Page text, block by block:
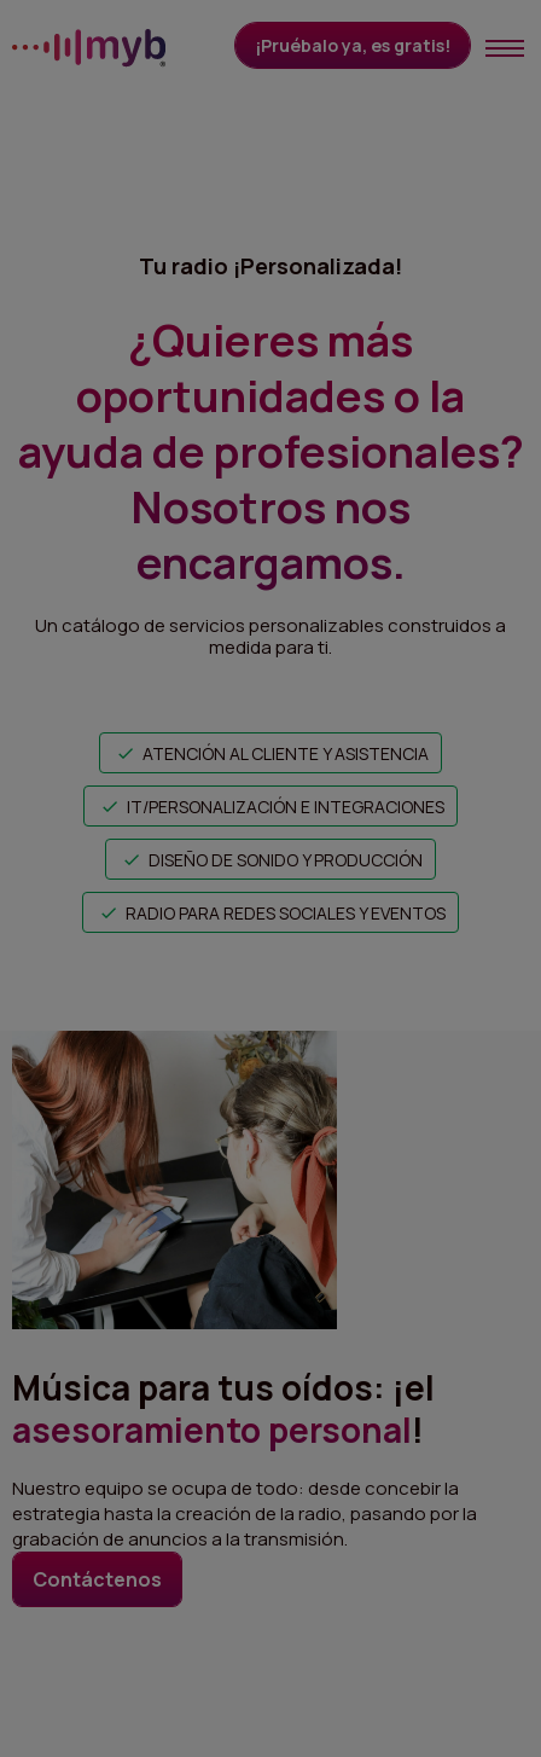
¡Pruébalo ya, es gratis!
Tipos de actividades
Ambientes
CONTÁCTENOS ACCEDER
Lingua:Español
ITALIANO
ENGLISH
Tu radio ¡Personalizada!
¿Quieres más
oportunidades o la
ayuda de profesionales?
Nosotros nos
encargamos.
Un catálogo de servicios personalizables construidos a
medida para ti.
ATENCIÓN AL CLIENTE Y ASISTENCIA
IT/PERSONALIZACIÓN E INTEGRACIONES
DISEÑO DE SONIDO Y PRODUCCIÓN
RADIO PARA REDES SOCIALES Y EVENTOS
Música para tus oídos: ¡el
asesoramiento personal!
Nuestro equipo se ocupa de todo: desde concebir la
estrategia hasta la creación de la radio, pasando por la
grabación de anuncios a la transmisión.
Contáctenos